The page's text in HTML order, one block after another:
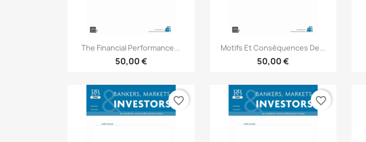
Aperçu rapide
The Financial Performance...
50,00 €
Aperçu rapide
Motifs Et Conséquences De...
50,00 €
favorite_border favorite_border